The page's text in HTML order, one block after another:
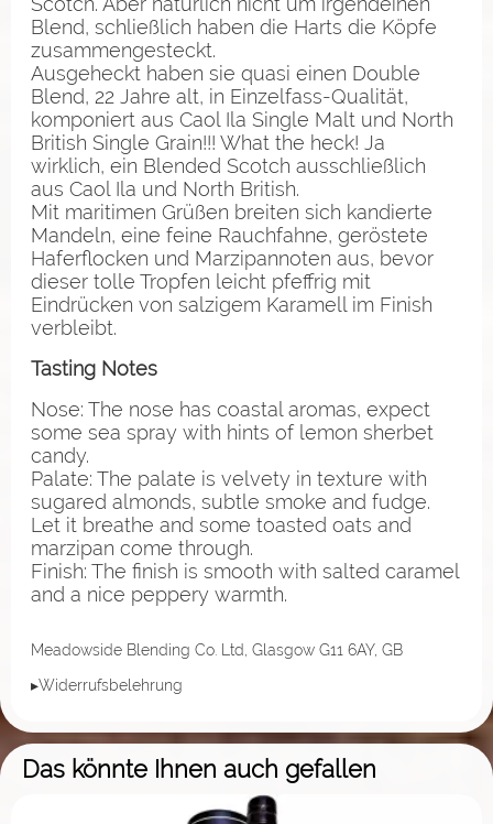
Blend, schließlich haben die Harts die Köpfe
zusammengesteckt.
Ausgeheckt haben sie quasi einen Double
Blend, 22 Jahre alt, in Einzelfass-Qualität,
komponiert aus Caol Ila Single Malt und North
British Single Grain!!! What the heck! Ja
wirklich, ein Blended Scotch ausschließlich
aus Caol Ila und North British.
Mit maritimen Grüßen breiten sich kandierte
Mandeln, eine feine Rauchfahne, geröstete
Haferflocken und Marzipannoten aus, bevor
dieser tolle Tropfen leicht pfeffrig mit
Eindrücken von salzigem Karamell im Finish
verbleibt.
Tasting Notes
Nose: The nose has coastal aromas, expect
some sea spray with hints of lemon sherbet
candy.
Palate: The palate is velvety in texture with
sugared almonds, subtle smoke and fudge.
Let it breathe and some toasted oats and
marzipan come through.
Finish: The finish is smooth with salted caramel
and a nice peppery warmth.
Meadowside Blending Co. Ltd, Glasgow G11 6AY, GB
▸Widerrufsbelehrung
Das könnte Ihnen auch gefallen